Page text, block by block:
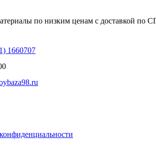
по низким ценам с доставкой по
1660707